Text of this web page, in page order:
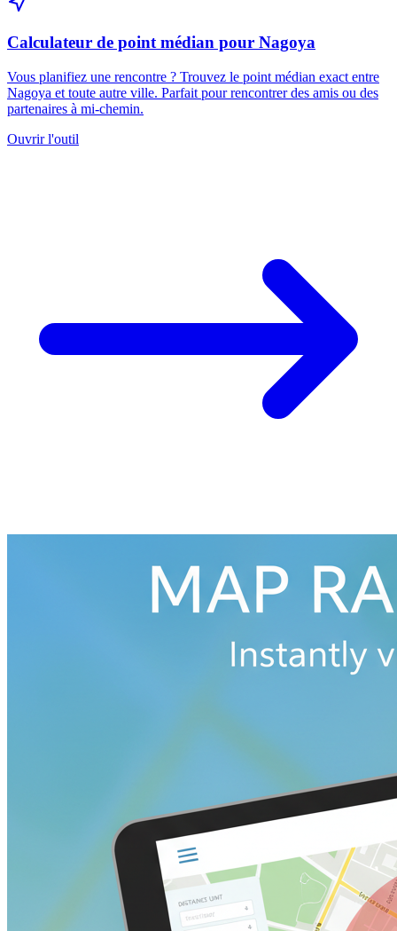
Calculateur de point médian pour Nagoya
Vous planifiez une rencontre ? Trouvez le point médian exact entre
Nagoya et toute autre ville. Parfait pour rencontrer des amis ou des
partenaires à mi-chemin.
Ouvrir l'outil